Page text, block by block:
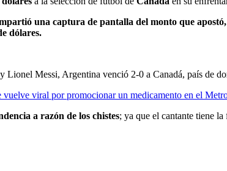
una captura de pantalla del monto que apostó,
dólares.
Lionel Messi, Argentina venció 2-0 a Canadá, país de
vuelve viral por promocionar un medicamento en el
a razón de los chistes; ya que el cantante tiene